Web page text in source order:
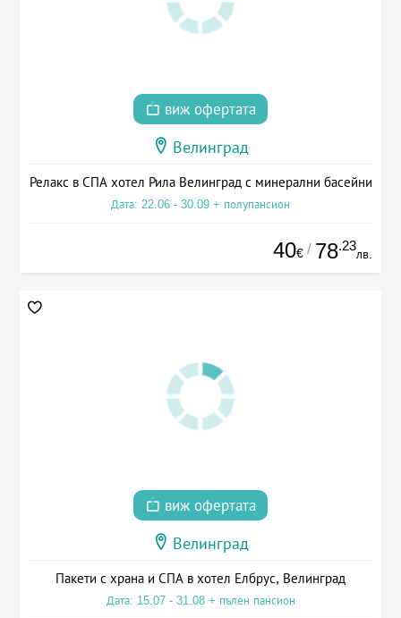
виж офертата
Велинград
Релакс в СПА хотел Рила Велинград с минерални басейни
Дата: 22.06 - 30.09 + полупансион
40€ / 78.23
лв.
виж офертата
Велинград
Пакети с храна и СПА в хотел Елбрус, Велинград
Дата: 15.07 - 31.08 + пълен пансион